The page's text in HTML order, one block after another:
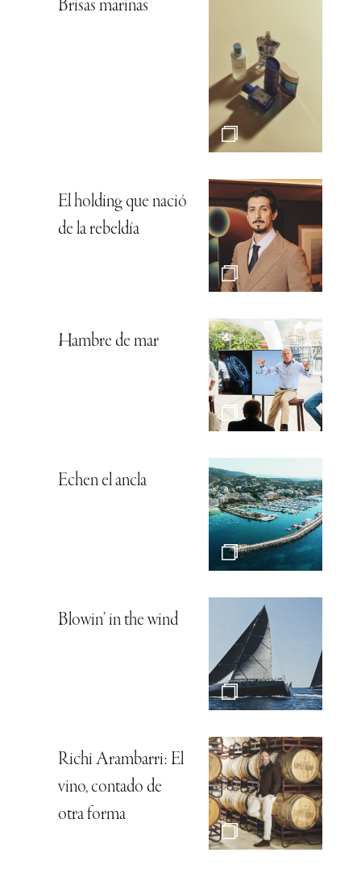
Brisas marinas
El holding que nació
de la rebeldía
Hambre de mar
Echen el ancla
Blowin’ in the wind
Richi Arambarri: El
vino, contado de
otra forma